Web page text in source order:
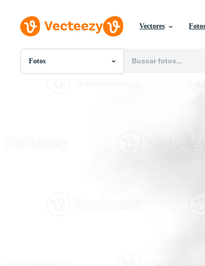
Vectores Fotos
Fotos
Todas Imágenes